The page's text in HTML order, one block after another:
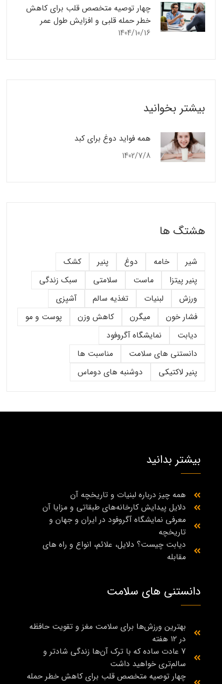
چهار توصیه متخصص قلب برای کاهش
خطر حمله قلبی و افزایش طول عمر
1404/10/16
بیشتر بخوانید
همه فواید دوغ برای کبد
1402/7/8
هشتگ ها
شیر خامه دوغ پنیر
کشک
پنیر پیتزا
ماست سلامتی
سبک زندگی
ورزش
لبنیات تغذیه سالم
آشپزی
فشار خون
میگرن کاهش وزن
پوست و مو
دیابت
نمایشگاه آگروفود
دانستنی های سلامت
مناسبت ها
پنیر لاکتیکی
دوشنبه های دوماس
بیشتر بدانید
همه چیز درباره لبنیات و تاریخچه آن
دلایل پیدایش کارخانه‌های طبقاتی و مزایا آن
معرفی نمایشگاه آگروفود در ایران و جهان و
تاریخچه
دیابت چیست؟ دلایل، علائم، انواع و راه‌ های
مقابله
دانستنی های سلامت
بهترین ورزش‌ها برای سلامت مغز و تقویت حافظه
در ۱۲ هفته
7 عادت ساده که با ترک آن‌ها زندگی شادتر و
سالم‌تری خواهید داشت
چهار توصیه متخصص قلب برای کاهش خطر حمله